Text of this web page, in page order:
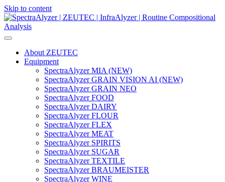
Skip to content
Main
Navigation
About ZEUTEC
Equipment
SpectraAlyzer MIA (NEW)
SpectraAlyzer GRAIN VISION AI (NEW)
SpectraAlyzer GRAIN NEO
SpectraAlyzer FOOD
SpectraAlyzer DAIRY
SpectraAlyzer FLOUR
SpectraAlyzer FLEX
SpectraAlyzer MEAT
SpectraAlyzer SPIRITS
SpectraAlyzer SUGAR
SpectraAlyzer TEXTILE
SpectraAlyzer BRAUMEISTER
SpectraAlyzer WINE